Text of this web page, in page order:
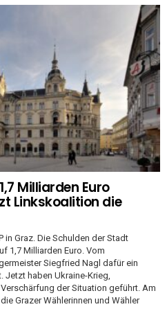
Milliarden Euro
Linkskoalition die
in Graz. Die Schulden der Stadt
1,7 Milliarden Euro. Vom
Siegfried Nagl dafür ein
haben Ukraine-Krieg,
der Situation geführt. Am
Grazer Wählerinnen und Wähler